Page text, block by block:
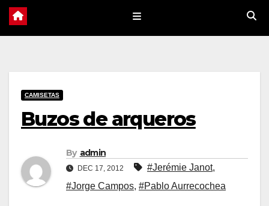
CAMISETAS
Buzos de arqueros
By admin
DEC 17, 2012 #Jerémie Janot,
#Jorge Campos, #Pablo Aurrecochea